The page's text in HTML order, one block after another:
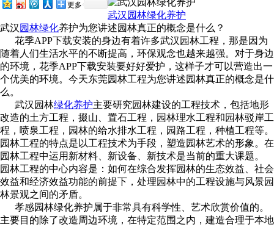
更多
武汉园林绿化养护
武汉 园林绿化养护为您讲述园林真正的概念是什么？
花季APP下载安装的身边有着许多武汉园林工程，那是因为
随着人们生活水平的不断提高，环保观念也越来越强。对于身边
的环境，花季APP下载安装要好好爱护，这样子才可以营造出一
个优美的环境。今天东莞园林工程为您讲述园林真正的概念是什
么。
武汉园林绿化养护主要研究园林建设的工程技术，包括地形
改造的土方工程，掇山、置石工程，园林理水工程和园林驳岸工
程，喷泉工程，园林的给水排水工程，园路工程，种植工程等。
园林工程的特点是以工程技术为手段，塑造园林艺术的形象。在
园林工程中运用新材料、新设备、新技术是当前的重大课题。
园林工程的中心内容是：如何在综合发挥园林的生态效益、社会
效益和经济效益功能的前提下，处理园林中的工程设施与风景园
林景观之间的矛盾。
孝感园林绿化养护属于非常具有科学性、艺术欣赏价值的。
主要目的除了改造周边环境，在特定范围之内，建造合理于本地